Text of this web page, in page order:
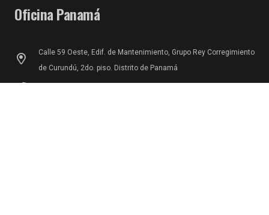
Oficina Panamá
Calle 59 Oeste, Edif. de Mantenimiento, Grupo Rey Corregimiento
de Curundú, 2do. piso. Distrito de Panamá